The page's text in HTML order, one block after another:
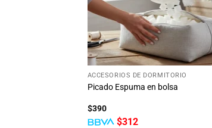
+
ACCESORIOS DE DORMITORIO
Picado Espuma en bolsa
$390
$312